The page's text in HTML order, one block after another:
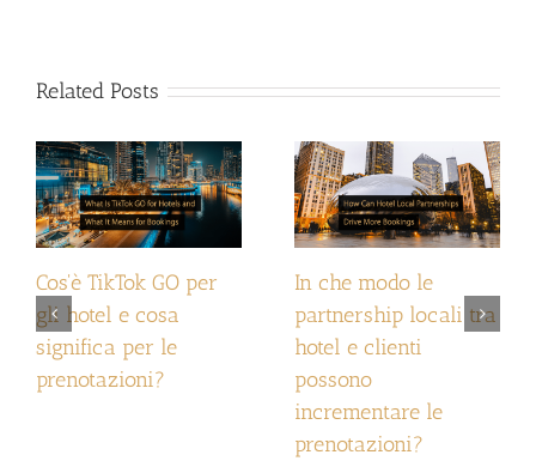
Related Posts
Cos'è TikTok GO per
gli hotel e cosa
significa per le
prenotazioni?
In che modo le
partnership locali tra
hotel e clienti
possono
incrementare le
prenotazioni?